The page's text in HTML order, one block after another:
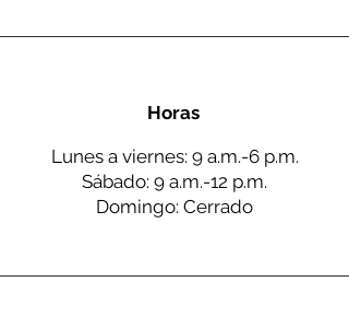
Horas
Lunes a viernes: 9 a.m.-6 p.m.
Sábado: 9 a.m.-12 p.m.
Domingo: Cerrado